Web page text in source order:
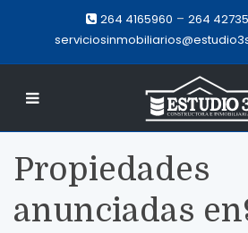
264 4165960 – 264
Propiedades
anunciadas